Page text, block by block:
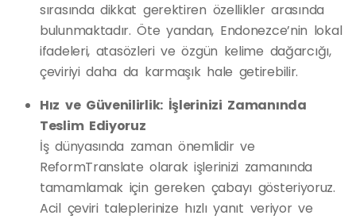
sırasında dikkat gerektiren özellikler arasında
bulunmaktadır. Öte yandan, Endonezce’nin lokal
ifadeleri, atasözleri ve özgün kelime dağarcığı,
çeviriyi daha da karmaşık hale getirebilir.
Hız ve Güvenilirlik: İşlerinizi Zamanında
Teslim Ediyoruz
İş dünyasında zaman önemlidir ve
ReformTranslate olarak işlerinizi zamanında
tamamlamak için gereken çabayı gösteriyoruz.
Acil çeviri taleplerinize hızlı yanıt veriyor ve